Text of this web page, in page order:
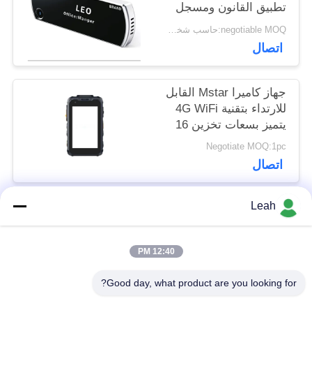
سياسة
الخصوصية
تطبيق القانون ومسجل
فيديو قابل للتخصيص
negotiable MOQ:حاسب شخصي 1
اتصال
جهاز كاميرا Mstar القابل
للارتداء بتقنية 4G WiFi
يتميز بسعات تخزين 16
جيجابايت و 32 جيجابايت
جيجابايت و 512
جيجابايت مناسب لمهام
التفتيش الميداني
Negotiate MOQ:1pc
اتصال
فئات شعبية جميع
الكاميرات التي تلبسها
كاميرات هيئة الشرطة
Leah
12:40 PM
Good day, what product are you looking for?